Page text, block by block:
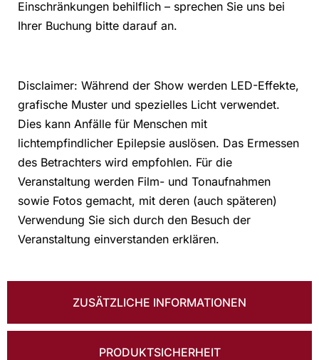
ZUSÄTZLICHE INFORMATIONEN
PRODUKTSICHERHEIT
Einschränkungen behilflich – sprechen Sie uns bei
Ihrer Buchung bitte darauf an.
Disclaimer: Während der Show werden LED-Effekte,
grafische Muster und spezielles Licht verwendet.
Dies kann Anfälle für Menschen mit
lichtempfindlicher Epilepsie auslösen. Das Ermessen
des Betrachters wird empfohlen. Für die
Veranstaltung werden Film- und Tonaufnahmen
sowie Fotos gemacht, mit deren (auch späteren)
Verwendung Sie sich durch den Besuch der
Veranstaltung einverstanden erklären.